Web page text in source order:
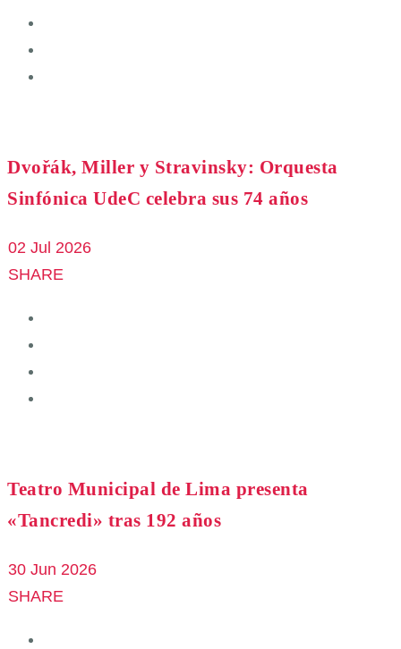
Dvořák, Miller y Stravinsky: Orquesta
Sinfónica UdeC celebra sus 74 años
02 Jul 2026
SHARE
Teatro Municipal de Lima presenta
«Tancredi» tras 192 años
30 Jun 2026
SHARE